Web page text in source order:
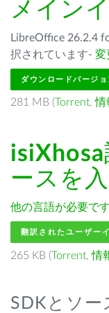
メイン
LibreOffice 26.2.4
択されています- 変
ダウンロードバージ
281 MB (Torrent,情
isiXhosa
ースを
他の言語が必要で
翻訳されたユーザー
265 KB (Torrent,情
SDKとソー